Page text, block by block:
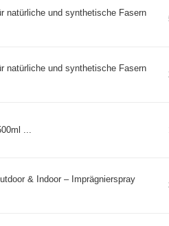
natürliche und synthetische Fasern
natürliche und synthetische Fasern
...
& Indoor – Imprägnierspray